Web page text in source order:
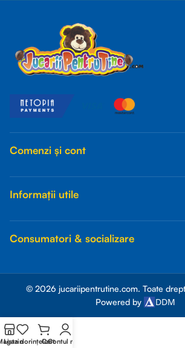
Comenzi și cont
Informații utile
Consumatori & socializare
© 2026 jucariipentrutine.com. Toate
Powered by
DDM
Lista dorințelor
CartContul meu